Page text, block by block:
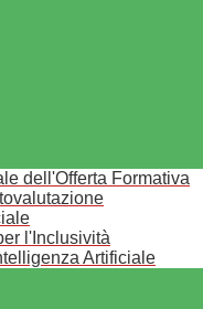
dell'Offerta Formativa
l'Inclusività
Artificiale